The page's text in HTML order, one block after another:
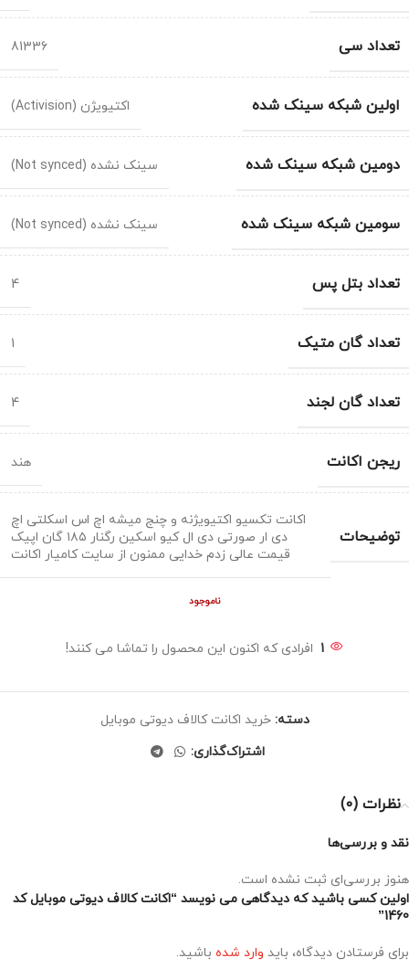
تعداد سی 81336
اولین شبکه سینک شده اکتیویژن (Activision)
دومین شبکه سینک شده سینک نشده (Not synced)
سومین شبکه سینک شده سینک نشده (Not synced)
تعداد بتل پس 4
تعداد گان متیک 1
تعداد گان لجند 4
ریجن اکانت هند
توضیحات
اکانت تکسیو اکتیویژنه و چنج میشه اچ اس اسکلتی اچ
دی ار صورتی دی ال کیو اسکین رگنار ۱۸۵ گان اپیک
قیمت عالی زدم خدایی ممنون از سایت کامیار اکانت
ناموجود
1 افرادی که اکنون این محصول را تماشا می کنند!
دسته: خرید اکانت کالاف دیوتی موبایل
اشتراک‌گذاری:
نظرات (0)
نقد و بررسی‌ها
هنوز بررسی‌ای ثبت نشده است.
اولین کسی باشید که دیدگاهی می نویسد “اکانت کالاف دیوتی موبایل کد
1460”
برای فرستادن دیدگاه، باید وارد شده باشید.